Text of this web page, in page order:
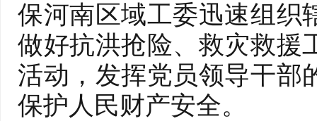
保河南区域工委迅速组织
做好抗洪抢险、救灾救援
活动，发挥党员领导干部
保护人民财产安全。